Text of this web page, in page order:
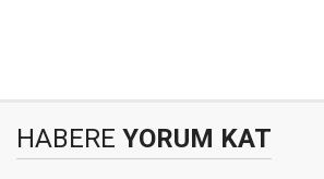
HABERE YORUM KAT